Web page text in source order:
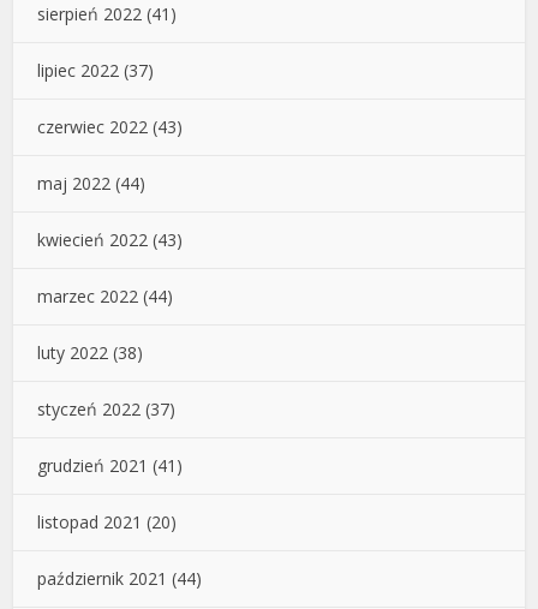
sierpień 2022 (41)
lipiec 2022 (37)
czerwiec 2022 (43)
maj 2022 (44)
kwiecień 2022 (43)
marzec 2022 (44)
luty 2022 (38)
styczeń 2022 (37)
grudzień 2021 (41)
listopad 2021 (20)
październik 2021 (44)